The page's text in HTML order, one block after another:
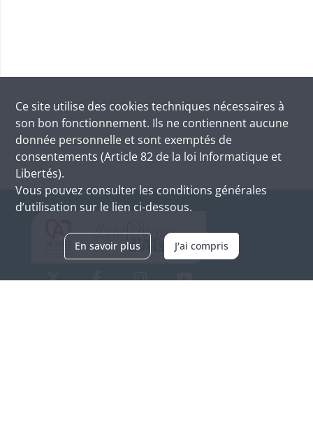
Ce site utilise des cookies techniques nécessaires à
son bon fonctionnement. Ils ne contiennent aucune
donnée personnelle et sont exemptés de
consentements (Article 82 de la loi Informatique et
Libertés).
Vous pouvez consulter les conditions générales
d’utilisation sur le lien ci-dessous.
En savoir plus J'ai compris